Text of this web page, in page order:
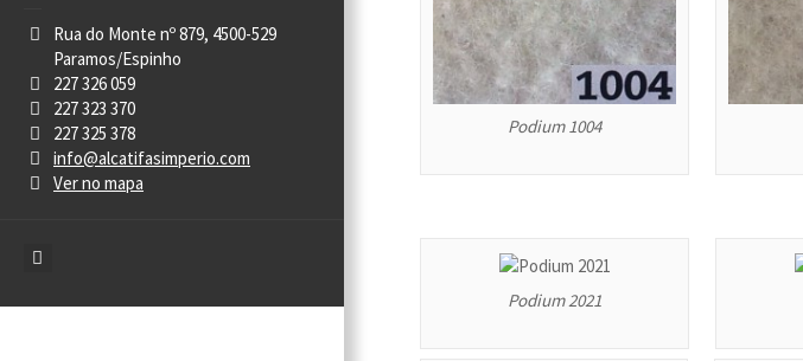
Rua do Monte nº 879, 4500-529
Paramos/Espinho
227 326 059
227 323 370
227 325 378
info@alcatifasimperio.com
Ver no mapa
Podium 1004
Podium 2021